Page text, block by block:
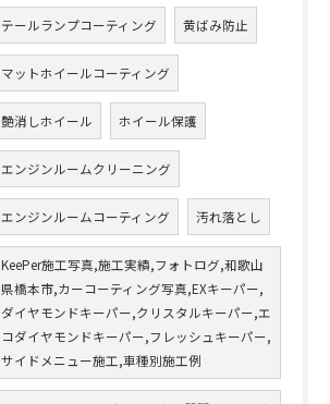
テールランプコーティング 黄ばみ防止
マットホイールコーティング
艶消しホイール ホイール保護
エンジンルームクリーニング
エンジンルームコーティング 汚れ落とし
KeePer施工写真,施工実績,フォトログ,和歌山
県橋本市,カーコーティング写真,EXキーパー,
ダイヤモンドキーパー,クリスタルキーパー,エ
コダイヤモンドキーパー,フレッシュキーパー,
サイドメニュー施工,車種別施工例